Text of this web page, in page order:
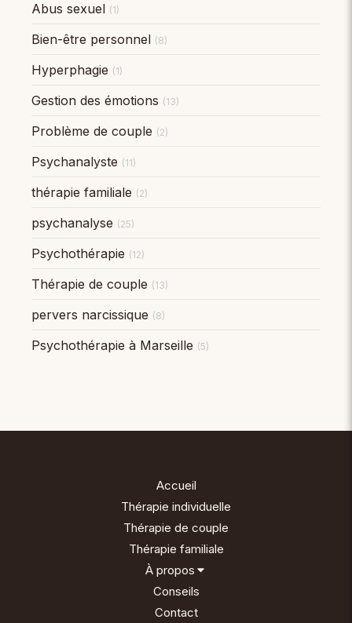
Abus sexuel (1)
Bien-être personnel (8)
Hyperphagie (1)
Gestion des émotions (13)
Problème de couple (2)
Psychanalyste (11)
thérapie familiale (2)
psychanalyse (25)
Psychothérapie (12)
Thérapie de couple (13)
pervers narcissique (8)
Psychothérapie à Marseille (5)
Accueil
Thérapie individuelle
Thérapie de couple
Thérapie familiale
À propos
Conseils
Contact